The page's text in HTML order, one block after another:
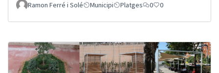
Ramon Ferré i Solé Municipi Platges 0 0